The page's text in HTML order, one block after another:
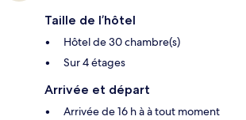
Taille de l’hôtel
Hôtel de 30 chambre(s)
Sur 4 étages
Arrivée et départ
Arrivée de 16 h à à tout moment